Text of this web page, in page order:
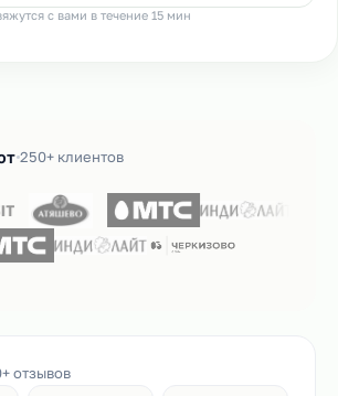
с вами в течение 15 мин
250+ клиентов
отзывов